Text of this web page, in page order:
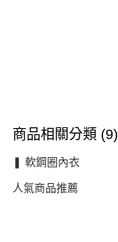
商品相關分類 (9)
❚ 軟鋼圈內衣
人氣商品推薦